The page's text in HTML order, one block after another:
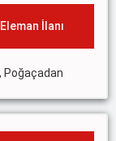
İlanı
Poğaçadan